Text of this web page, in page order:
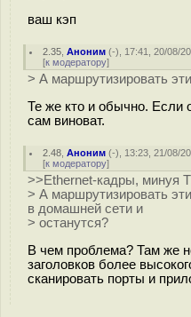
ваш кэп
2.35 ,Аноним (-), 17:41, 20/08/
[к модератору]
> А маршрутизировать
Те же кто и обычно. Если
сам виноват.
2.48 ,Аноним (-), 13:23, 21/08/
[к модератору]
>>Ethernet-кадры, минуя
> А маршрутизировать
в домашней сети и
> останутся?
В чем проблема? Там же
заголовков более
сканировать порты и